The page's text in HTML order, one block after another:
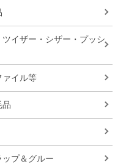
ツイザー・シザー・プッシ
ァイル等
品
プ＆グルー